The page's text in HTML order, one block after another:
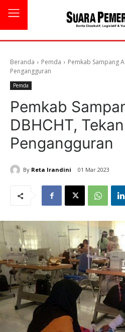
Beranda Pemda
Pemkab Sampang
Pengangguran
Pemda
Pemkab
DBHCHT,
Pengangguran
By Reta Irandini 01 Mar 2023